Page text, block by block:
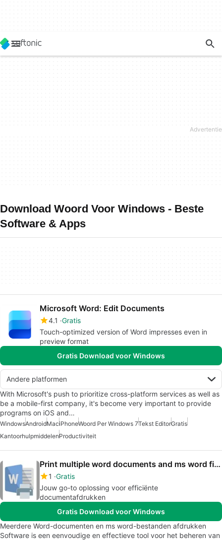
Download Woord Voor Windows - Beste
Software & Apps
Microsoft Word: Edit Documents
4.1 Gratis
Touch-optimized version of Word impresses even in
preview format
Gratis Download voor Windows
Andere platformen
With Microsoft's push to prioritize cross-platform services as well as
be a mobile-first company, it's become very important to provide
programs on iOS and…
WindowsAndroidMaciPhoneWoord Per Windows 7Tekst EditorGratis
KantoorhulpmiddelenProductiviteit
Print multiple word documents and ms word files Software
1 Gratis
Jouw go-to oplossing voor efficiënte
documentafdrukken
Gratis Download voor Windows
Meerdere Word-documenten en ms word-bestanden afdrukken
Software is een eenvoudige en effectieve tool voor het beheren van